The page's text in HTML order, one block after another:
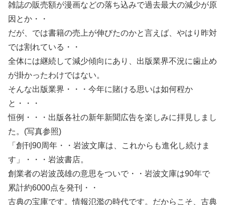
雑誌の販売額が漫画などの落ち込みで過去最大の減少が原
因とか・・
だが、では書籍の売上が伸びたのかと言えば、やはり昨対
では割れている・・
全体には継続して減少傾向にあり、出版業界不況に歯止め
が掛かったわけではない。
そんな出版業界・・・今年に賭ける思いは如何程か
と・・・
恒例・・・出版各社の新年新聞広告を楽しみに拝見しまし
た。(写真参照)
「創刊90周年・・岩波文庫は、これからも進化し続けま
す」・・・岩波書店。
創業者の岩波茂雄の意思をついで・・岩波文庫は90年で
累計約6000点を発刊・・
古典の宝庫です。情報氾濫の時代です。だからこそ、古典